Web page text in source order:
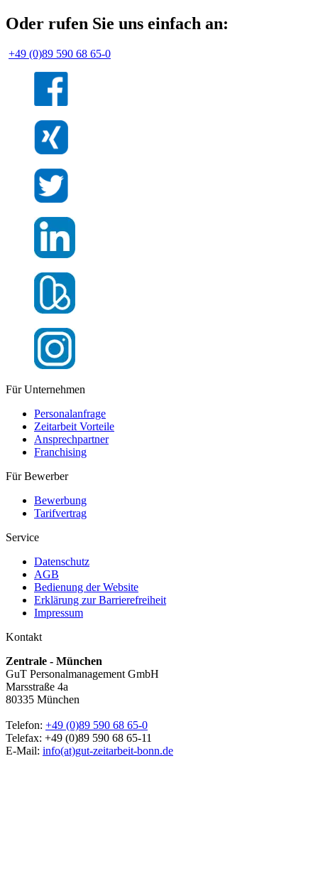
Oder rufen Sie uns einfach an:
+49 (0)89 590 68 65-0
Für Unternehmen
Personalanfrage
Zeitarbeit Vorteile
Ansprechpartner
Franchising
Für Bewerber
Bewerbung
Tarifvertrag
Service
Datenschutz
AGB
Bedienung der Website
Erklärung zur Barrierefreiheit
Impressum
Kontakt
Zentrale - München
GuT Personalmanagement GmbH
Marsstraße 4a
80335 München
Telefon: +49 (0)89 590 68 65-0
Telefax: +49 (0)89 590 68 65-11
E-Mail: info(at)gut-zeitarbeit-bonn.de